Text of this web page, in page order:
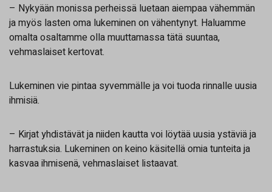
– Nykyään monissa perheissä luetaan aiempaa vähemmän
ja myös lasten oma lukeminen on vähentynyt. Haluamme
omalta osaltamme olla muuttamassa tätä suuntaa,
vehmaslaiset kertovat.
Lukeminen vie pintaa syvemmälle ja voi tuoda rinnalle uusia
ihmisiä.
– Kirjat yhdistävät ja niiden kautta voi löytää uusia ystäviä ja
harrastuksia. Lukeminen on keino käsitellä omia tunteita ja
kasvaa ihmisenä, vehmaslaiset listaavat.